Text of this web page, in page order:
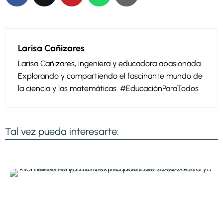
Larisa Cañizares
Larisa Cañizares, ingeniera y educadora apasionada.
Explorando y compartiendo el fascinante mundo de
la ciencia y las matemáticas. #EducaciónParaTodos
Tal vez pueda interesarte: